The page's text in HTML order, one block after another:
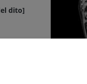
dito]
dita]